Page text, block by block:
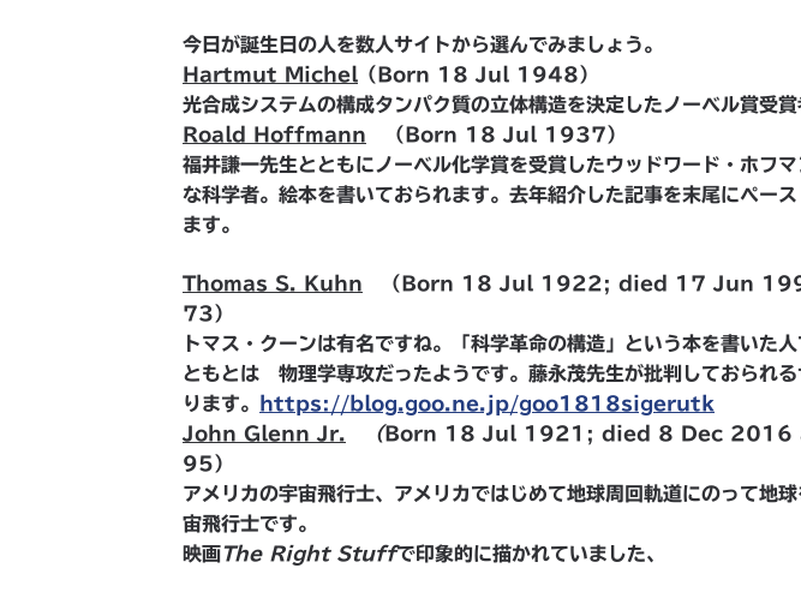
今日が誕生日の人を数人サイトから選んでみましょう。
Hartmut Michel
（ Born 18 Jul 1948）
光合成システムの構成タンパク質の立体構造を決定したノーベル賞受賞
Roald Hoffmann （ Born 18 Jul 1937）
福井謙一先生とともにノーベル化学賞を受賞したウッドワード・ホフ
な科学者。絵本を書いておられます。去年紹介した記事を末尾にペー
ます。
Thomas S. Kuhn （ Born 18 Jul 1922; died 17 Jun
73）
トマス・クーンは有名ですね。「科学革命の構造」という本を書いた
ともとは 物理学専攻だったようです。藤永茂先生が批判しておられる
ります。
https://blog.goo.ne.jp/goo1818sigerutk
John Glenn Jr. （Born 18 Jul 1921; died 8 Dec 2016
95）
アメリカの宇宙飛行士、アメリカではじめて地球周回軌道にのって地
宙飛行士です。
映画The Right Stuffで印象的に描かれていました、